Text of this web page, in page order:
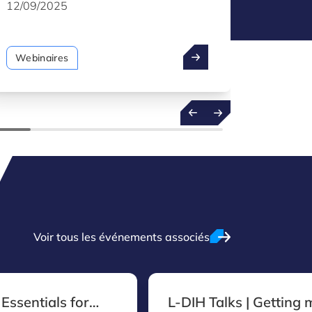
transformation numérique.
12/09/2025
Webinaires
Voir tous les événements associés
for
L-DIH Talks | Getting